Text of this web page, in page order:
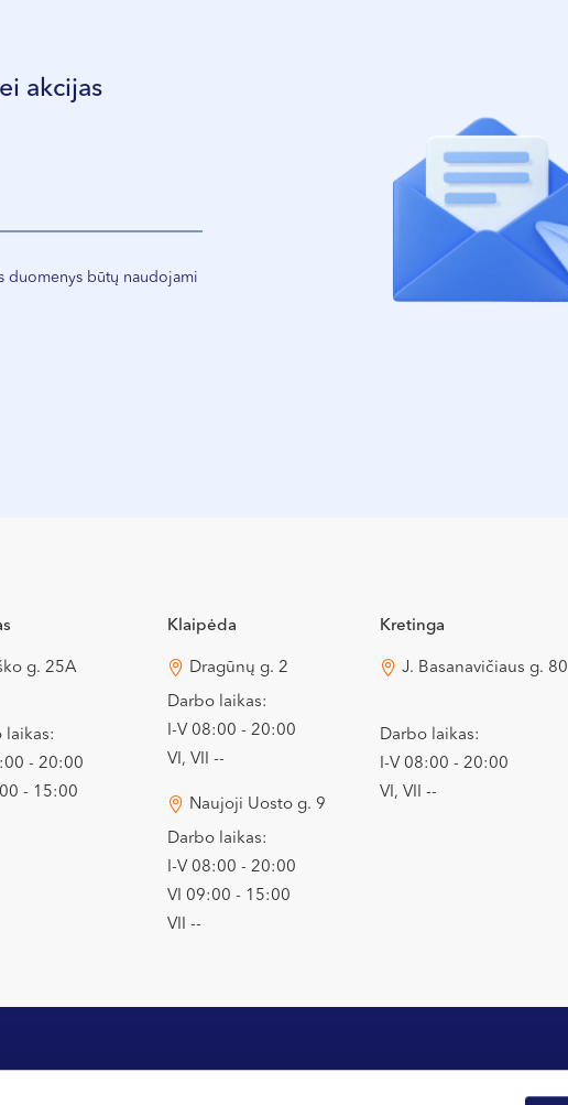
akcijas
duomenys būtų naudojami
g. 25A
laikas:
- 20:00
- 15:00
Klaipėda
Dragūnų g. 2
Darbo laikas:
I-V 08:00 - 20:00
VI, VII --
Naujoji Uosto g. 9
Darbo laikas:
I-V 08:00 - 20:00
VI 09:00 - 15:00
VII --
Kretinga
J. Basanavičiaus g. 80
Darbo laikas:
I-V 08:00 - 20:00
VI, VII --